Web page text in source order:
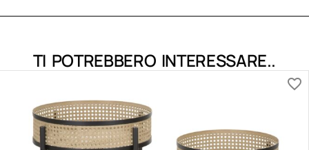
TI POTREBBERO INTERESSARE..